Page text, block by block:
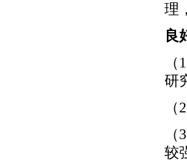
理
良
研
较